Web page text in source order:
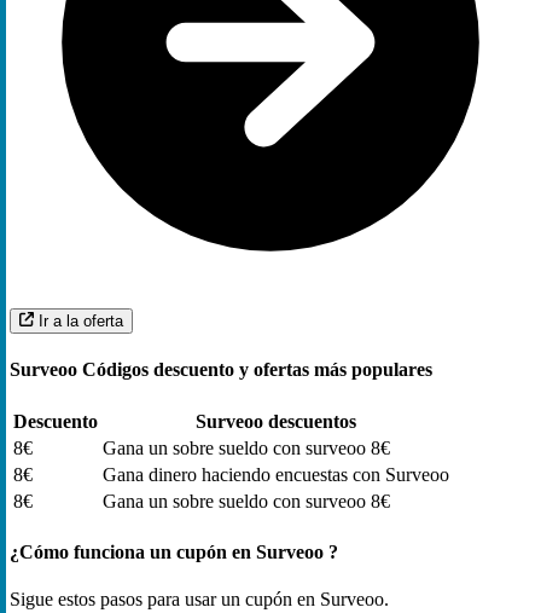
Ir a la oferta
Surveoo Códigos descuento y ofertas más populares
Descuento
Surveoo descuentos
8€
Gana un sobre sueldo con surveoo 8€
8€
Gana dinero haciendo encuestas con Surveoo
8€
Gana un sobre sueldo con surveoo 8€
¿Cómo funciona un cupón en Surveoo ?
Sigue estos pasos para usar un cupón en Surveoo.